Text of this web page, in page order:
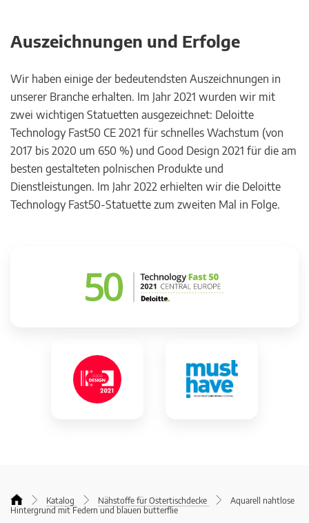
Auszeichnungen und Erfolge
Wir haben einige der bedeutendsten Auszeichnungen in
unserer Branche erhalten. Im Jahr 2021 wurden wir mit
zwei wichtigen Statuetten ausgezeichnet: Deloitte
Technology Fast50 CE 2021 für schnelles Wachstum (von
2017 bis 2020 um 650 %) und Good Design 2021 für die am
besten gestalteten polnischen Produkte und
Dienstleistungen. Im Jahr 2022 erhielten wir die Deloitte
Technology Fast50-Statuette zum zweiten Mal in Folge.
Katalog Nähstoffe für Ostertischdecke
Aquarell nahtlose
Hintergrund mit Federn und blauen butterflie